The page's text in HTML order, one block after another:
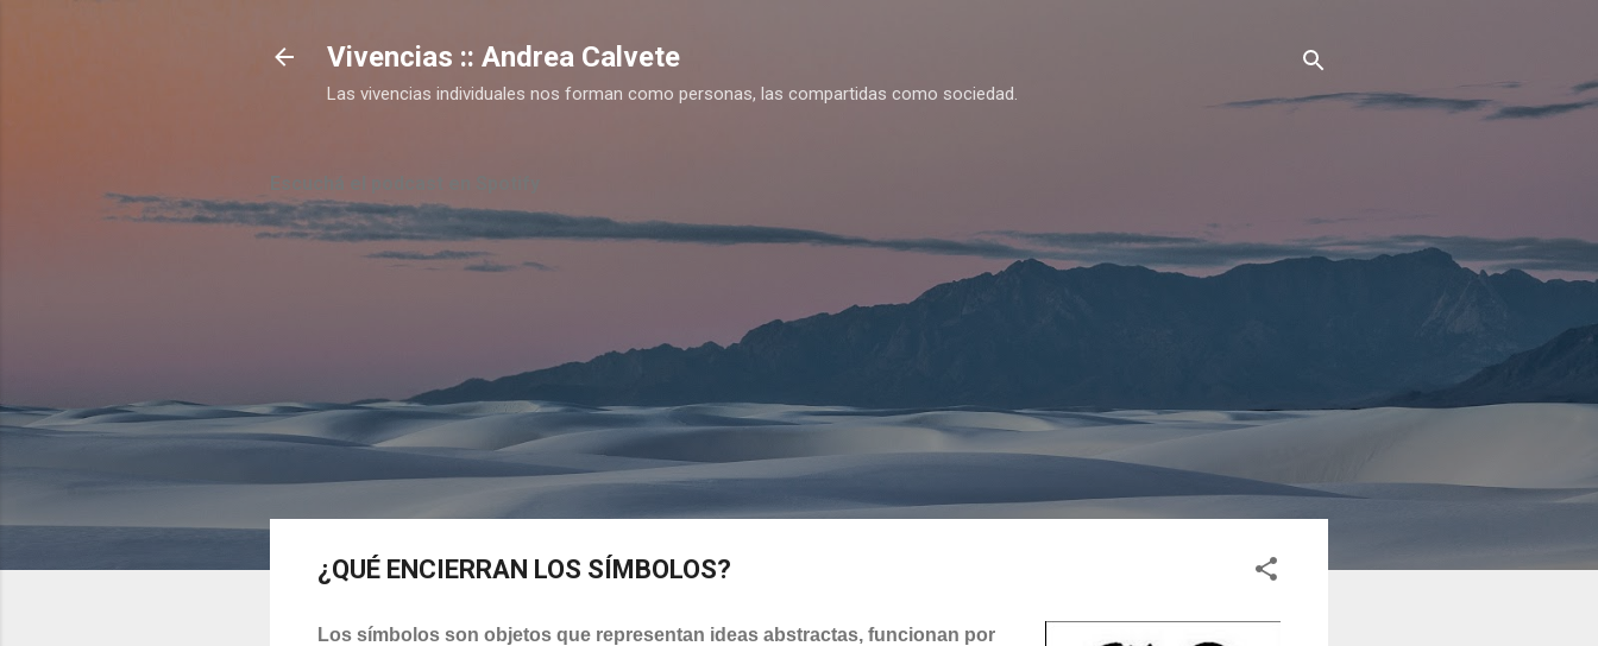
Vivencias :: Andrea Calvete
Las vivencias individuales nos forman como personas, las compartidas como sociedad.
¿QUÉ ENCIERRAN LOS SÍMBOLOS?
Los símbolos son objetos que representan ideas abstractas, funcionan por